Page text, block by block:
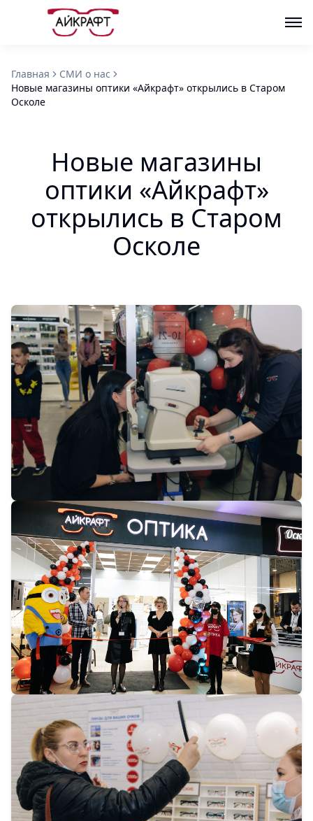
Главная
СМИ о нас
Новые магазины оптики «Айкрафт» открылись в Старом
Осколе
Новые магазины
оптики «Айкрафт»
открылись в Старом
Осколе